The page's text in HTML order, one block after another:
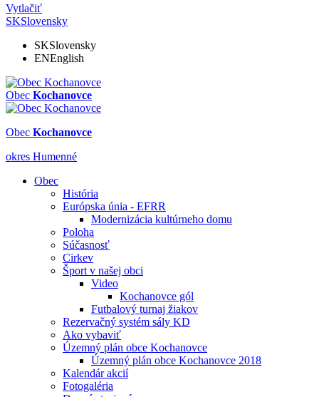
Vytlačiť
SKSlovensky
SKSlovensky
ENEnglish
Obec Kochanovce
Obec Kochanovce
okres Humenné
Obec
História
Európska únia - EFRR
Modernizácia kultúrneho domu
Poloha
Súčasnosť
Cirkev
Šport v našej obci
Video
Kochanovce gól
Futbalový turnaj žiakov
Rezervačný systém sály KD
Ako vybaviť
Územný plán obce Kochanovce
Územný plán obce Kochanovce 2018
Kalendár akcií
Fotogaléria